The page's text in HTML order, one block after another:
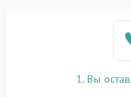
1. Вы